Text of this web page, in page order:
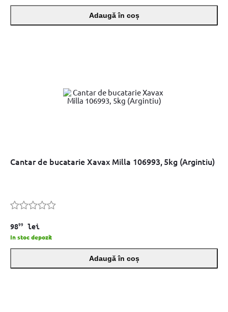
Adaugă în coș
Cantar de bucatarie Xavax Milla 106993, 5kg (Argintiu)
9899 lei
In stoc depozit
Adaugă în coș